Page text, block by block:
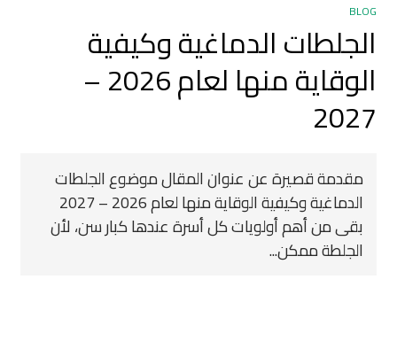
BLOG
الجلطات الدماغية وكيفية
الوقاية منها لعام 2026 –
2027
مقدمة قصيرة عن عنوان المقال موضوع الجلطات
الدماغية وكيفية الوقاية منها لعام 2026 – 2027
بقى من أهم أولويات كل أسرة عندها كبار سن، لأن
الجلطة ممكن...